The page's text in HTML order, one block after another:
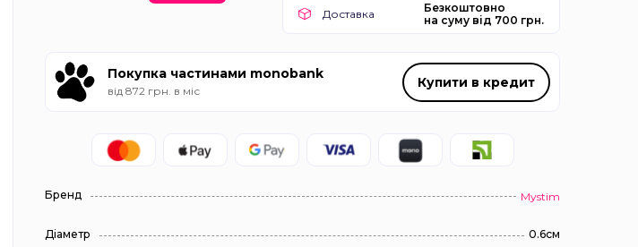
Доставка
Безкоштовно
на суму від 700 грн.
Покупка частинами monobank
від 872 грн. в міс
Купити в кредит
Бренд Mystim
Діаметр 0.6см